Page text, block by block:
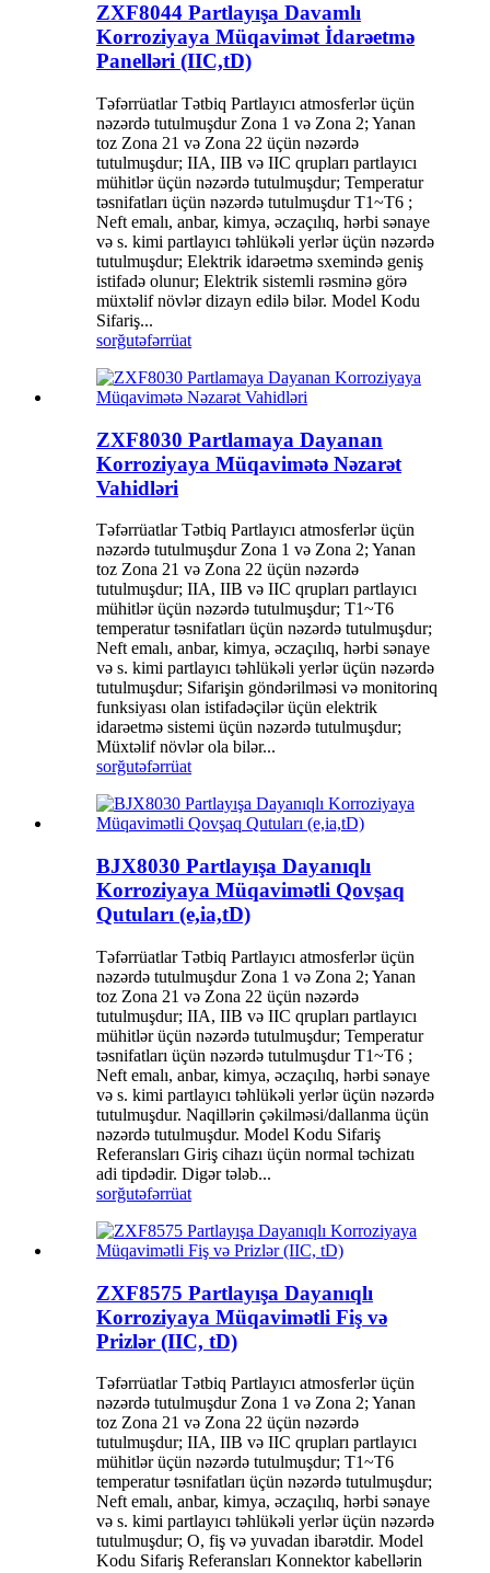
ZXF8044 Partlayışa Davamlı
Korroziyaya Müqavimət İdarəetmə
Panelləri (IIC,tD)
Təfərrüatlar Tətbiq Partlayıcı atmosferlər üçün
nəzərdə tutulmuşdur Zona 1 və Zona 2; Yanan
toz Zona 21 və Zona 22 üçün nəzərdə
tutulmuşdur; IIA, IIB və IIC qrupları partlayıcı
mühitlər üçün nəzərdə tutulmuşdur; Temperatur
təsnifatları üçün nəzərdə tutulmuşdur T1~T6 ;
Neft emalı, anbar, kimya, əczaçılıq, hərbi sənaye
və s. kimi partlayıcı təhlükəli yerlər üçün nəzərdə
tutulmuşdur; Elektrik idarəetmə sxemində geniş
istifadə olunur; Elektrik sistemli rəsminə görə
müxtəlif növlər dizayn edilə bilər. Model Kodu
Sifariş...
sorğutəfərrüat
ZXF8030 Partlamaya Dayanan
Korroziyaya Müqavimətə Nəzarət
Vahidləri
Təfərrüatlar Tətbiq Partlayıcı atmosferlər üçün
nəzərdə tutulmuşdur Zona 1 və Zona 2; Yanan
toz Zona 21 və Zona 22 üçün nəzərdə
tutulmuşdur; IIA, IIB və IIC qrupları partlayıcı
mühitlər üçün nəzərdə tutulmuşdur; T1~T6
temperatur təsnifatları üçün nəzərdə tutulmuşdur;
Neft emalı, anbar, kimya, əczaçılıq, hərbi sənaye
və s. kimi partlayıcı təhlükəli yerlər üçün nəzərdə
tutulmuşdur; Sifarişin göndərilməsi və monitorinq
funksiyası olan istifadəçilər üçün elektrik
idarəetmə sistemi üçün nəzərdə tutulmuşdur;
Müxtəlif növlər ola bilər...
sorğutəfərrüat
BJX8030 Partlayışa Dayanıqlı
Korroziyaya Müqavimətli Qovşaq
Qutuları (e,ia,tD)
Təfərrüatlar Tətbiq Partlayıcı atmosferlər üçün
nəzərdə tutulmuşdur Zona 1 və Zona 2; Yanan
toz Zona 21 və Zona 22 üçün nəzərdə
tutulmuşdur; IIA, IIB və IIC qrupları partlayıcı
mühitlər üçün nəzərdə tutulmuşdur; Temperatur
təsnifatları üçün nəzərdə tutulmuşdur T1~T6 ;
Neft emalı, anbar, kimya, əczaçılıq, hərbi sənaye
və s. kimi partlayıcı təhlükəli yerlər üçün nəzərdə
tutulmuşdur. Naqillərin çəkilməsi/dallanma üçün
nəzərdə tutulmuşdur. Model Kodu Sifariş
Referansları Giriş cihazı üçün normal təchizatı
adi tipdədir. Digər tələb...
sorğutəfərrüat
ZXF8575 Partlayışa Dayanıqlı
Korroziyaya Müqavimətli Fiş və
Prizlər (IIC, tD)
Təfərrüatlar Tətbiq Partlayıcı atmosferlər üçün
nəzərdə tutulmuşdur Zona 1 və Zona 2; Yanan
toz Zona 21 və Zona 22 üçün nəzərdə
tutulmuşdur; IIA, IIB və IIC qrupları partlayıcı
mühitlər üçün nəzərdə tutulmuşdur; T1~T6
temperatur təsnifatları üçün nəzərdə tutulmuşdur;
Neft emalı, anbar, kimya, əczaçılıq, hərbi sənaye
və s. kimi partlayıcı təhlükəli yerlər üçün nəzərdə
tutulmuşdur; O, fiş və yuvadan ibarətdir. Model
Kodu Sifariş Referansları Konnektor kabellərin